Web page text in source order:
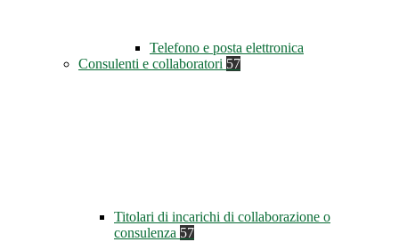
Telefono e posta elettronica
Consulenti e collaboratori 57
Titolari di incarichi di collaborazione o
consulenza 57